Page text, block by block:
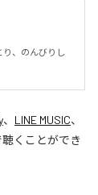
り、のんびりし
、 LINE MUSIC、
くことができ